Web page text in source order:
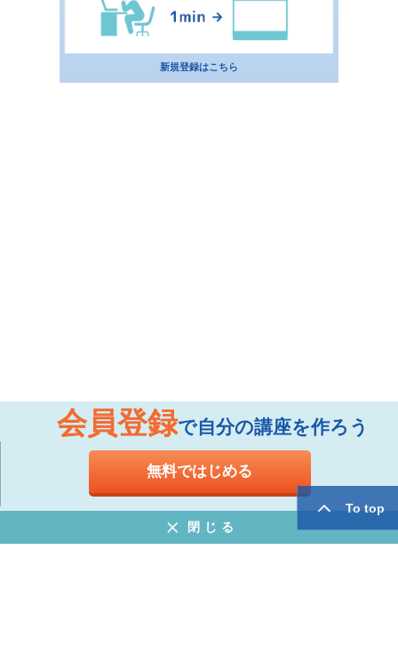
新規登録はこちら
To top
会員登録で自分の講座を作ろう
無料ではじめる
閉じる